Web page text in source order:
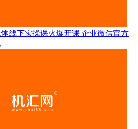
线下实操课火爆开课 企业微信官方